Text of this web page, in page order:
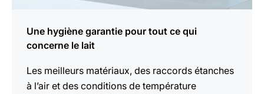
Une hygiène garantie pour tout ce qui
concerne le lait
Les meilleurs matériaux, des raccords étanches
à l’air et des conditions de température